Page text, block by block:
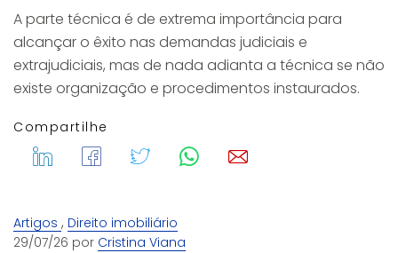
A parte técnica é de extrema importância para
alcançar o êxito nas demandas judiciais e
extrajudiciais, mas de nada adianta a técnica se não
existe organização e procedimentos instaurados.
Compartilhe
Artigos , Direito imobiliário
29/07/26 por Cristina Viana